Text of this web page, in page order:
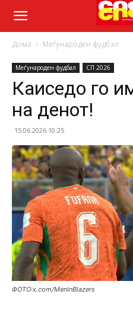
Дома Меѓународен фудбал
Меѓународен фудбал СП 2026
Каиседо го
на денот!
15.06.2026 10:25
ФОТО:x.com/MenInBlazers